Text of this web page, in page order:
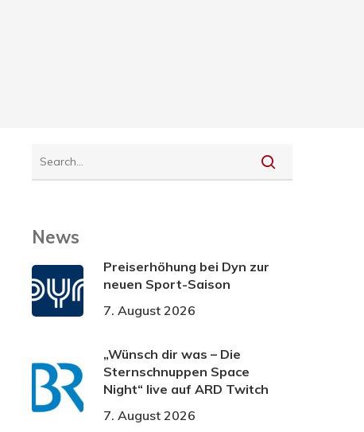
News
Preiserhöhung bei Dyn zur
neuen Sport-Saison
7. August 2026
„Wünsch dir was – Die
Sternschnuppen Space
Night“ live auf ARD Twitch
7. August 2026